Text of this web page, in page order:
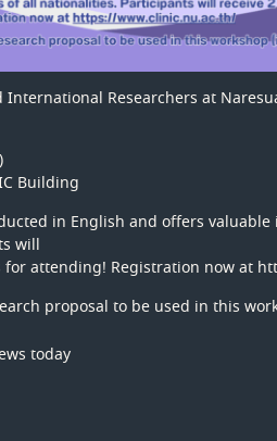
Researchers at
Building
in English and offers
will
for attending! Registration now at
proposal to be used in this
today